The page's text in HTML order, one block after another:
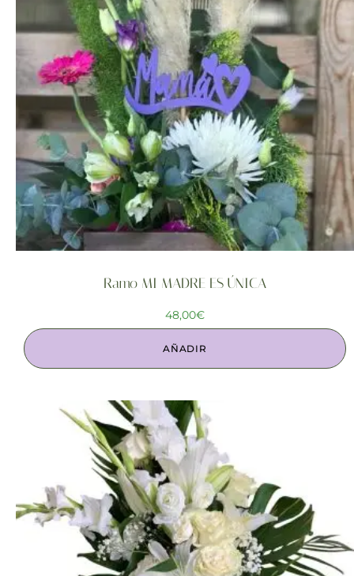
Ramo MI MADRE ES ÚNICA
48,00€
AÑADIR